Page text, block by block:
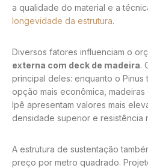
a qualidade do material e a
longevidade da estrutura.
Diversos fatores influenciam o
externa com deck de madeira.
principal deles: enquanto o Pinus
opção mais econômica,
Ipê apresentam valores mais
densidade superior e resistência
A estrutura de sustentação
preço por metro quadrado.